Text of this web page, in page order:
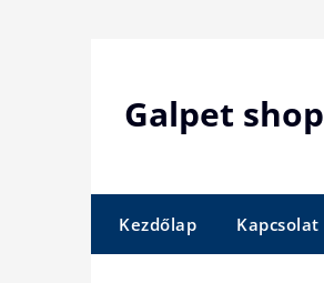
Galpet shop
Kezdőlap Kapcsolat